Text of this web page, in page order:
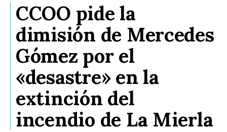
CCOO pide la
dimisión de Mercedes
Gómez por el
«desastre» en la
extinción del
incendio de La Mierla